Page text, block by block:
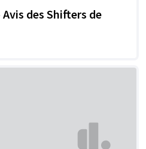
des Shifters de